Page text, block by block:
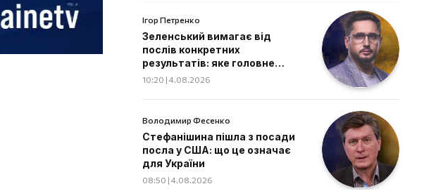
Ігор Петренко
Зеленський вимагає від
послів конкретних
результатів: яке головне
завдання дипломатів
10:20 | 4.08.2026
Володимир Фесенко
Стефанішина пішла з посади
посла у США: що це означає
для України
08:50 | 4.08.2026